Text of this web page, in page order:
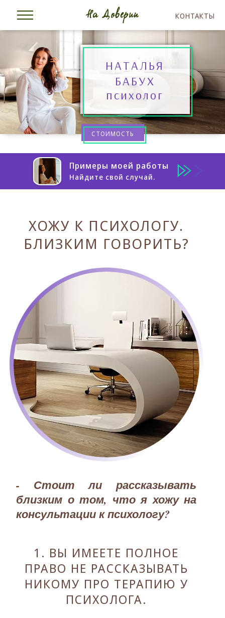
КОНТАКТЫ
НАТАЛЬЯ
БАБУХ
психолог
СТОИМОСТЬ
Примеры моей работы
Найдите свой случай.
ХОЖУ К ПСИХОЛОГУ.
БЛИЗКИМ ГОВОРИТЬ?
- Стоит ли рассказывать
близким о том, что я хожу на
консультации к психологу?
1. ВЫ ИМЕЕТЕ ПОЛНОЕ
ПРАВО НЕ РАССКАЗЫВАТЬ
НИКОМУ ПРО ТЕРАПИЮ У
ПСИХОЛОГА.